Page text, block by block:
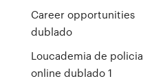
Career opportunities
dublado
Loucademia de policia
online dublado 1